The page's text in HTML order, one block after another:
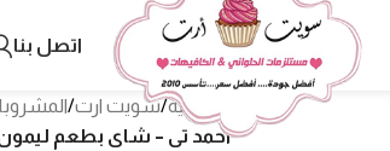
اتصل بنا
الرئيسية/سويت ارت/
احمد تى – شاى بطعم ليمون